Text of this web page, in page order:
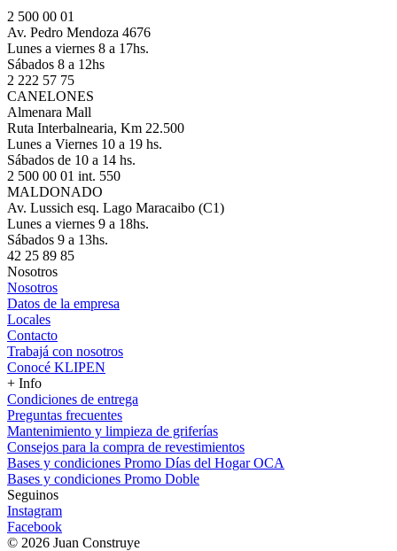
2 500 00 01
Av. Pedro Mendoza 4676
Lunes a viernes 8 a 17hs.
Sábados 8 a 12hs
2 222 57 75
CANELONES
Almenara Mall
Ruta Interbalnearia, Km 22.500
Lunes a Viernes 10 a 19 hs.
Sábados de 10 a 14 hs.
2 500 00 01 int. 550
MALDONADO
Av. Lussich esq. Lago Maracaibo (C1)
Lunes a viernes 9 a 18hs.
Sábados 9 a 13hs.
42 25 89 85
Nosotros
Nosotros
Datos de la empresa
Locales
Contacto
Trabajá con nosotros
Conocé KLIPEN
+ Info
Condiciones de entrega
Preguntas frecuentes
Mantenimiento y limpieza de griferías
Consejos para la compra de revestimientos
Bases y condiciones Promo Días del Hogar OCA
Bases y condiciones Promo Doble
Seguinos
Instagram
Facebook
© 2026 Juan Construye